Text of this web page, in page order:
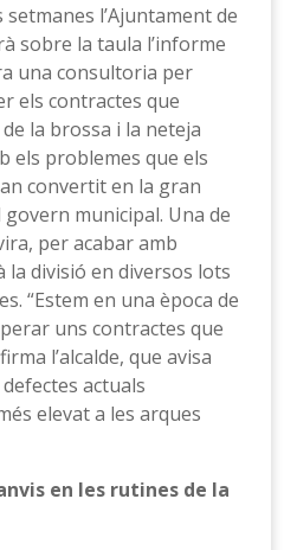
l’Ajuntament de
sobre la taula l’informe
una consultoria per
els contractes que
la brossa i la neteja
els problemes que els
convertit en la gran
municipal. Una de
per acabar amb
la divisió en diversos lots
“Estem en una època de
uns contractes que
l’alcalde, que avisa
actuals
elevat a les arques
en les rutines de la